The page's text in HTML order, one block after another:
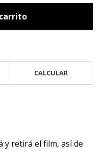
CALCULAR
y retirá el film, así de